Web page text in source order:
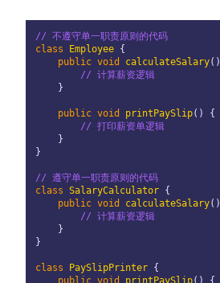
// 不遵守单一职责原则的代码
class
Employee {
public void calculateSalary()
// 计算薪资逻辑
    }
public void printPaySlip()
{
// 打印薪资单逻辑
    }
}
// 遵守单一职责原则的代码
class SalaryCalculator {
public void calculateSalary()
// 计算薪资逻辑
    }
}
class PaySlipPrinter {
public void printPaySlip() {